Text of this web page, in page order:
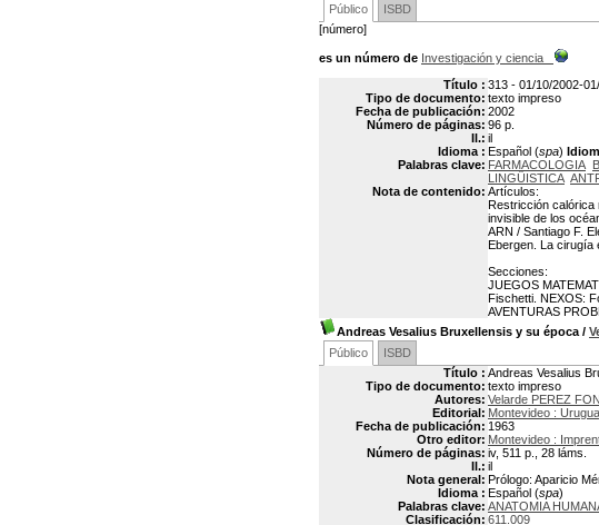
Público
ISBD
[número]
es un número de Investigación y ciencia
Título : 313 - 01/10/2002-
Tipo de documento: texto impreso
Fecha de publicación: 2002
Número de páginas: 96 p.
Il.: il
Idioma : Español (spa)
Palabras clave: FARMACOLOGIA
LINGÜISTICA
Nota de contenido: Artículos:
Restricción calórica
invisible de los
ARN / Santiago F.
Ebergen. La cirugía
Secciones:
JUEGOS
Fischetti. NEXOS:
AVENTURAS
Andreas Vesalius Bruxellensis y su época /
Público
ISBD
Título : Andreas Vesalius
Tipo de documento: texto impreso
Autores: Velarde PEREZ
Editorial: Montevideo :
Fecha de publicación: 1963
Otro editor: Montevideo :
Número de páginas: iv, 511 p., 28 láms.
Il.: il
Nota general: Prólogo: Aparicio
Idioma : Español (spa)
Palabras clave: ANATOMIA
Clasificación: 611.009